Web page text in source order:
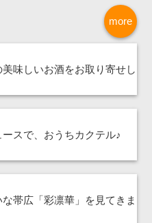
more
味しいお酒をお取り寄せし
スで、おうちカクテル♪
帯広「彩凛華」を見てきま